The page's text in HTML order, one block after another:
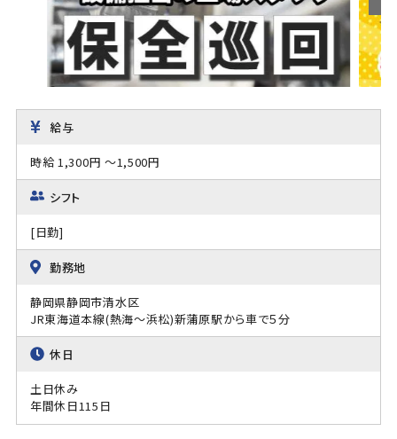
給与
時給 1,300円 ～1,500円
シフト
[日勤]
勤務地
静岡県静岡市清水区
JR東海道本線(熱海～浜松)新蒲原駅から車で５分
休日
土日休み
年間休日115日